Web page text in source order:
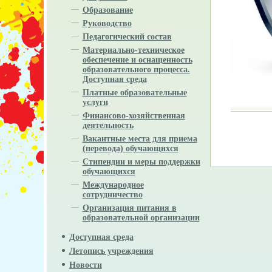
Образование
Руководство
Педагогический состав
Материально-техническое
обеспечение и оснащенность
образовательного процесса.
Доступная среда
Платные образовательные
услуги
Финансово-хозяйственная
деятельность
Вакантные места для приема
(перевода) обучающихся
Стипендии и меры поддержки
обучающихся
Международное
сотрудничество
Организация питания в
образовательной организации
Доступная среда
Летопись учреждения
Новости